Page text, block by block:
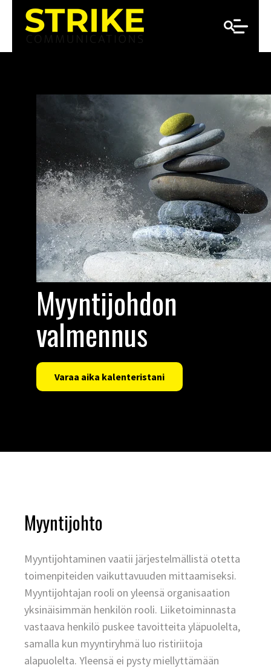
Myyntijohdon
valmennus
Varaa aika kalenteristani
Myyntijohto
Myyntijohtaminen vaatii järjestelmällistä otetta
toimenpiteiden vaikuttavuuden mittaamiseksi.
Myyntijohtajan rooli on yleensä organisaation
yksinäisimmän henkilön rooli. Liiketoiminnasta
vastaava henkilö puskee tavoitteita yläpuolelta,
samalla kun myyntiryhmä luo ristiriitoja
alapuolelta. Yleensä ei pysty miellyttämään